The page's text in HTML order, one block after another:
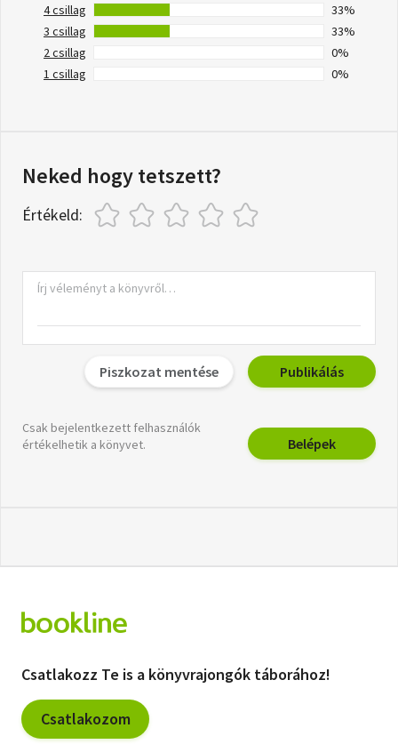
4 csillag
33%
3 csillag
33%
2 csillag
0%
1 csillag
0%
Neked hogy tetszett?
Értékeld:
Piszkozat mentése Publikálás
Csak bejelentkezett felhasználók
értékelhetik a könyvet.
Belépek
Csatlakozz Te is a könyvrajongók táborához!
Csatlakozom